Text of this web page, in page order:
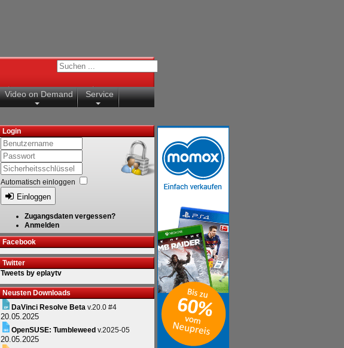
Video on Demand Service
Login
Automatisch einloggen
Einloggen
Zugangsdaten vergessen?
Anmelden
Facebook
Twitter
Tweets by eplaytv
Neusten Downloads
DaVinci Resolve Beta v.20.0 #4
20.05.2025
OpenSUSE: Tumbleweed v.2025-05
20.05.2025